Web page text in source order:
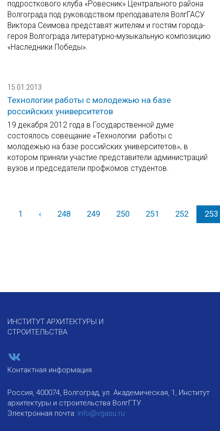
подросткового клуба «Ровесник» Центрального района
Волгограда под руководством преподавателя ВолгГАСУ
Виктора Сеимова представят жителям и гостям города-
героя Волгограда литературно-музыкальную композицию
«Наследники Победы».
15.01.2013
Технологии работы с молодежью на базе
российских университетов
19 декабря 2012 года в Государственной думе
состоялось совещание «Технологии работы с
молодежью на базе российских университетов», в
котором приняли участие представители администраций
вузов и председатели профкомов студентов.
1 ‹Назад248 249 250 251 252 253
ИНСТИТУТ АРХИТЕКТУРЫ И
СТРОИТЕЛЬСТВА
Контактная информация
Россия, 400074, Волгоград, ул. Академическая, 1, Институт
архитектуры и строительства ВолгГТУ
Электронная почта: info@vgasu.ru